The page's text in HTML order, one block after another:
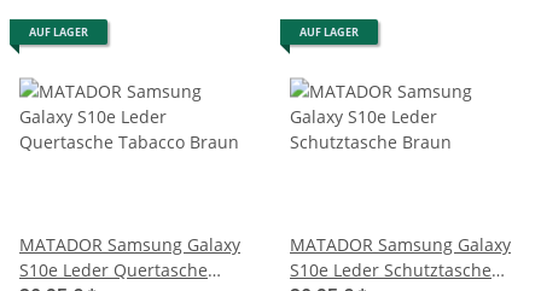
AUF LAGER
MATADOR Samsung Galaxy
S10e Leder Quertasche
AUF LAGER
MATADOR Samsung Galaxy
S10e Leder Schutztasche